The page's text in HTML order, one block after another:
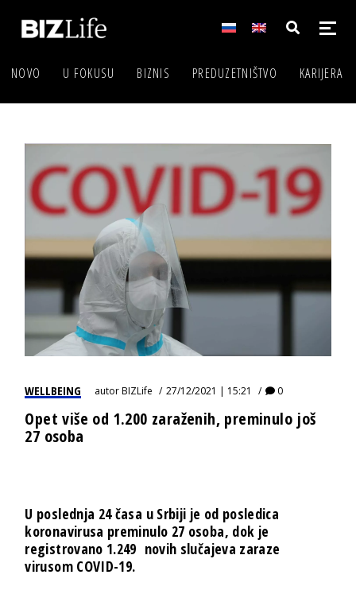
NOVO U FOKUSU BIZNIS PREDUZETNIŠTVO KARIJERA
WELLBEING autorBIZLife 27/12/2021 | 15:21 0
Opet više od 1.200 zaraženih, preminulo još
27 osoba
U poslednja 24 časa u Srbiji je od posledica
koronavirusa preminulo 27 osoba, dok je
registrovano 1.249 novih slučajeva zaraze
virusom COVID-19.